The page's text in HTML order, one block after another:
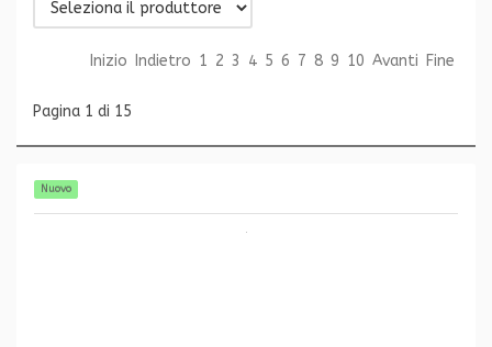
Inizio Indietro 1 2 3 4 5 6 7 8 9 10 Avanti Fine
Pagina 1 di 15
Nuovo